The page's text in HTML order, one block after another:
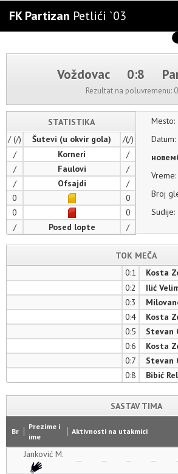
FK Partizan Petlići `03
OSTALE SELEKCIJE
MULTIMEDIJA
Voždovac 0:8
Rezultat na poluvremenu:
STATISTIKA
/ (/)
Šutevi (u okvir gola)
/(/)
/
Korneri
/
/
Faulovi
/
/
Ofsajdi
/
0
0
0
0
/
Posed lopte /
Mesto:
Datum:
Vreme:
Broj
Sudije:
TOK MEČA
0:1
Kosta
0:2
Ilić
0:3
0:4
Kosta
0:5
Stevan
0:6
Kosta
0:7
Stevan
0:8
Bibić
SASTAV TIMA
Br
Prezime i
ime
Aktivnosti na utakmici
Janković M.